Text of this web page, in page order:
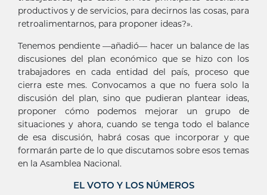
productivos y de servicios, para decirnos las cosas, para
retroalimentarnos, para proponer ideas?».
Tenemos pendiente —añadió— hacer un balance de las
discusiones del plan económico que se hizo con los
trabajadores en cada entidad del país, proceso que
cierra este mes. Convocamos a que no fuera solo la
discusión del plan, sino que pudieran plantear ideas,
proponer cómo podemos mejorar un grupo de
situaciones y ahora, cuando se tenga todo el balance
de esa discusión, habrá cosas que incorporar y que
formarán parte de lo que discutamos sobre esos temas
en la Asamblea Nacional.
EL VOTO Y LOS NÚMEROS